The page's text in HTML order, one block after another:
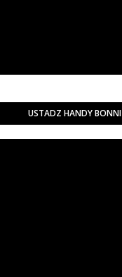
USTADZ HANDY BONNI